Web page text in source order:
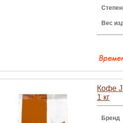
Вес
Кофе
1 кг
Бренд